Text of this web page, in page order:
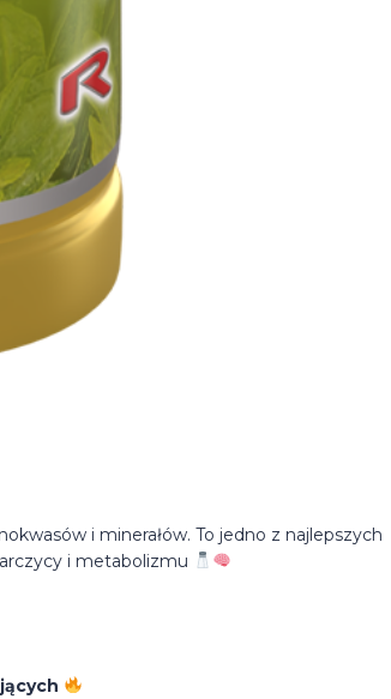
i minerałów. To jedno z najlepszych
i metabolizmu